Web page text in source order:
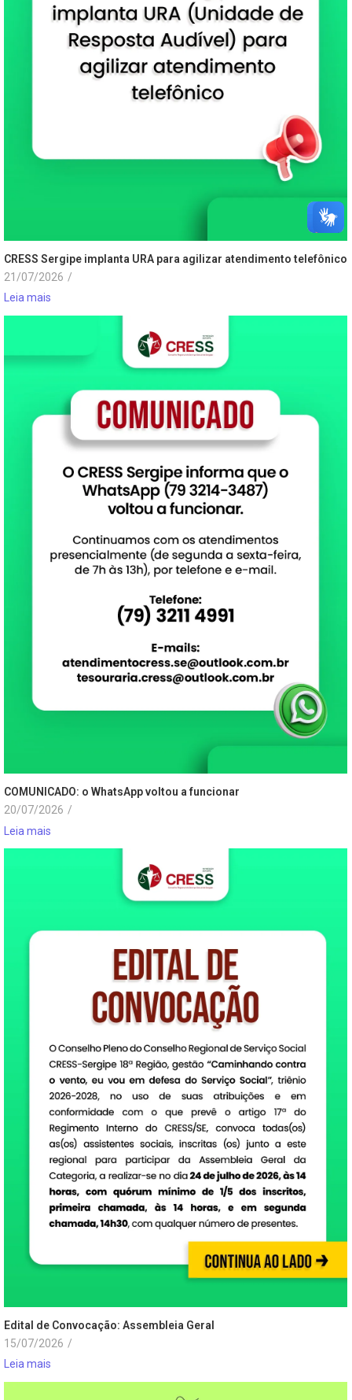
CRESS Sergipe implanta URA para agilizar atendimento telefônico
21/07/2026 /
Leia mais
COMUNICADO: o WhatsApp voltou a funcionar
20/07/2026 /
Leia mais
Edital de Convocação: Assembleia Geral
15/07/2026 /
Leia mais